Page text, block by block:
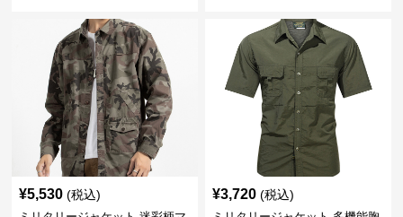
¥5,530 (税込) ¥3,720 (税込)